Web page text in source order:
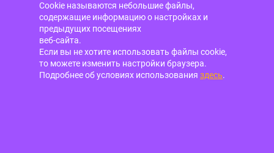
Cookie называются небольшие файлы,
содержащие информацию о настройках и
предыдущих посещениях
веб-сайта.
Если вы не хотите использовать файлы cookie,
то можете изменить настройки браузера.
Подробнее об условиях использования здесь.